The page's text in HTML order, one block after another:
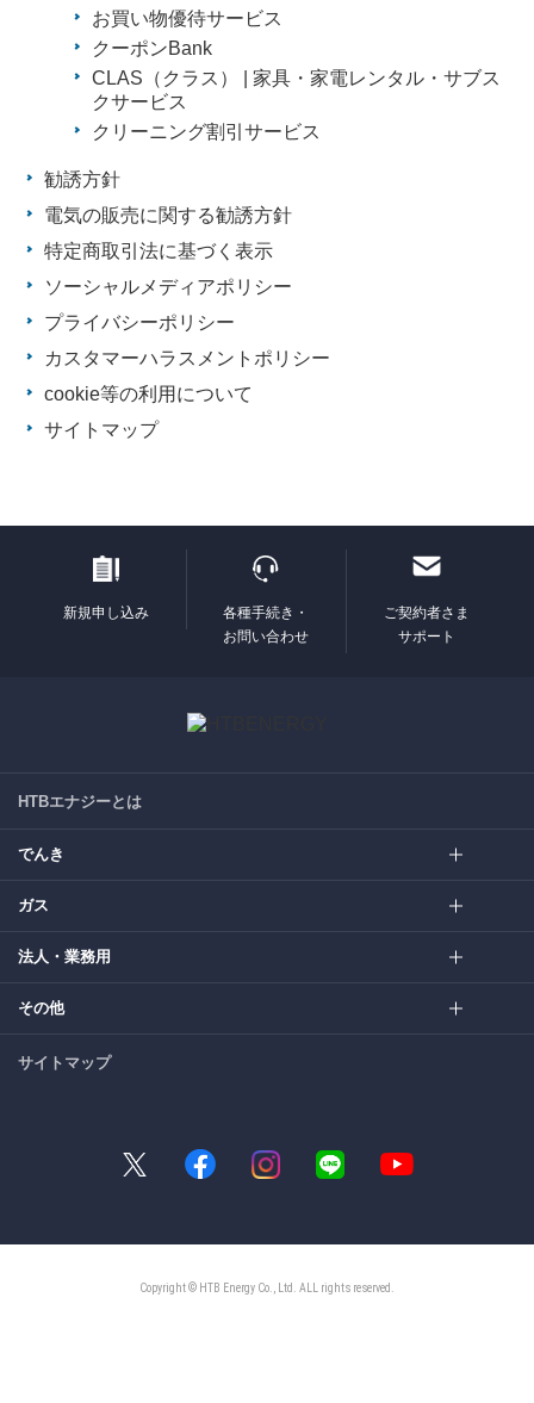
お買い物優待サービス
クーポンBank
CLAS（クラス） | 家具・家電レンタル・サブス
クサービス
クリーニング割引サービス
勧誘方針
電気の販売に関する勧誘方針
特定商取引法に基づく表示
ソーシャルメディアポリシー
プライバシーポリシー
カスタマーハラスメントポリシー
cookie等の利用について
サイトマップ
新規申し込み
各種手続き・
お問い合わせ
ご契約者さま
サポート
HTBエナジーとは
でんき
ガス
法人・業務用
その他
サイトマップ
Copyright © HTB Energy Co., Ltd. ALL rights reserved.